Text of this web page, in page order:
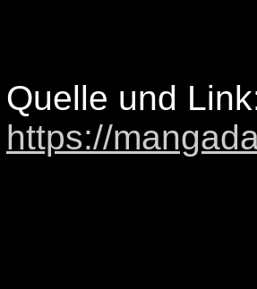
Quelle und
https://